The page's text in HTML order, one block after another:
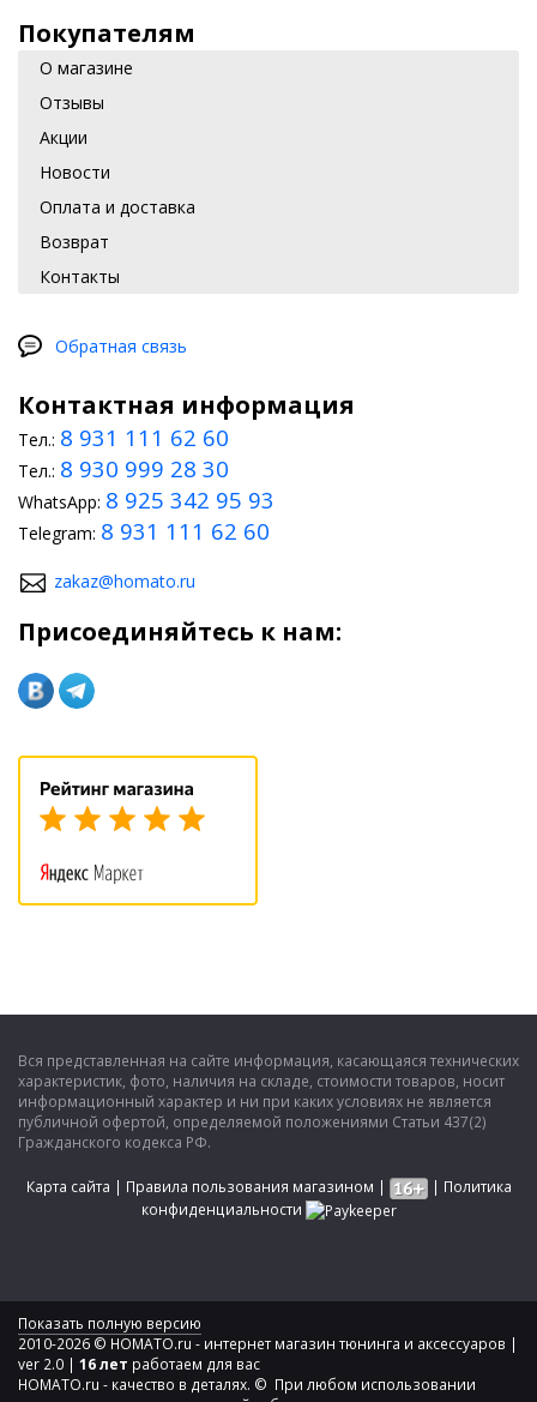
Покупателям
О магазине
Отзывы
Акции
Новости
Оплата и доставка
Возврат
Контакты
Обратная связь
Контактная информация
Тел.: 8 931 111 62 60
Тел.: 8 930 999 28 30
WhatsApp: 8 925 342 95 93
Telegram: 8 931 111 62 60
zakaz@homato.ru
Присоединяйтесь к нам:
Вся представленная на сайте информация, касающаяся технических
характеристик, фото, наличия на складе, стоимости товаров, носит
информационный характер и ни при каких условиях не является
публичной офертой, определяемой положениями Статьи 437(2)
Гражданского кодекса РФ.
Карта сайта | Правила пользования магазином | | Политика
конфиденциальности
Показать полную версию
2010-2026 © HOMATO.ru - интернет магазин тюнинга и аксессуаров |
ver 2.0 | 16 лет работаем для вас
HOMATO.ru - качество в деталях. © При любом использовании